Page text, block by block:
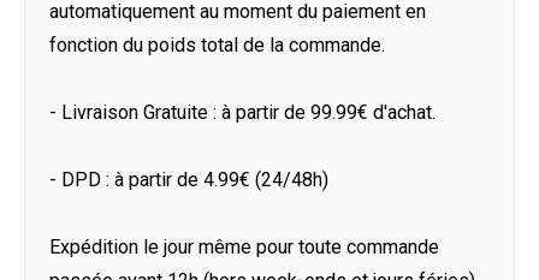
automatiquement au moment du paiement en
fonction du poids total de la commande.
- Livraison Gratuite : à partir de 99.99€ d'achat.
- DPD : à partir de 4.99€ (24/48h)
Expédition le jour même pour toute commande